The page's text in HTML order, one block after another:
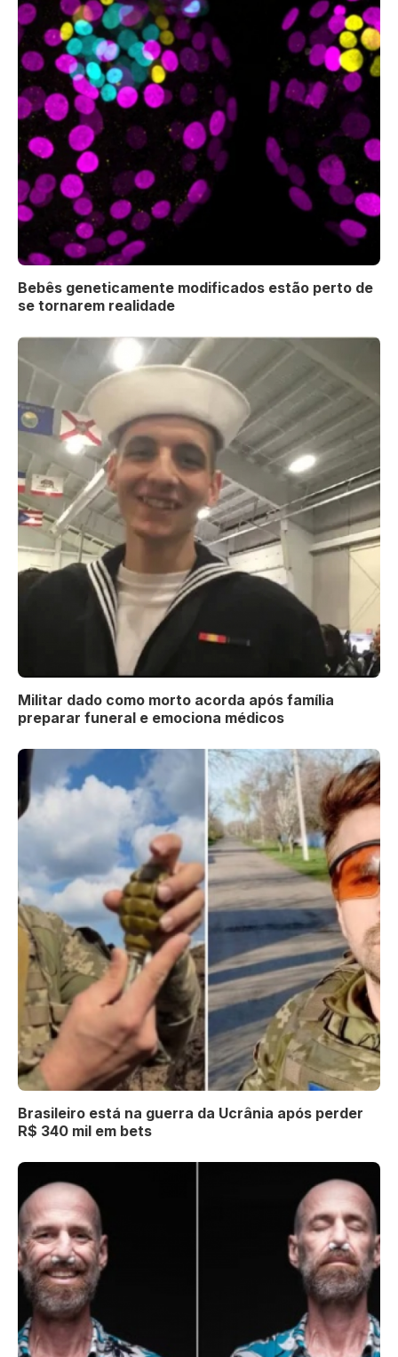
Bebês geneticamente modificados estão perto de
se tornarem realidade
Militar dado como morto acorda após família
preparar funeral e emociona médicos
Brasileiro está na guerra da Ucrânia após perder
R$ 340 mil em bets